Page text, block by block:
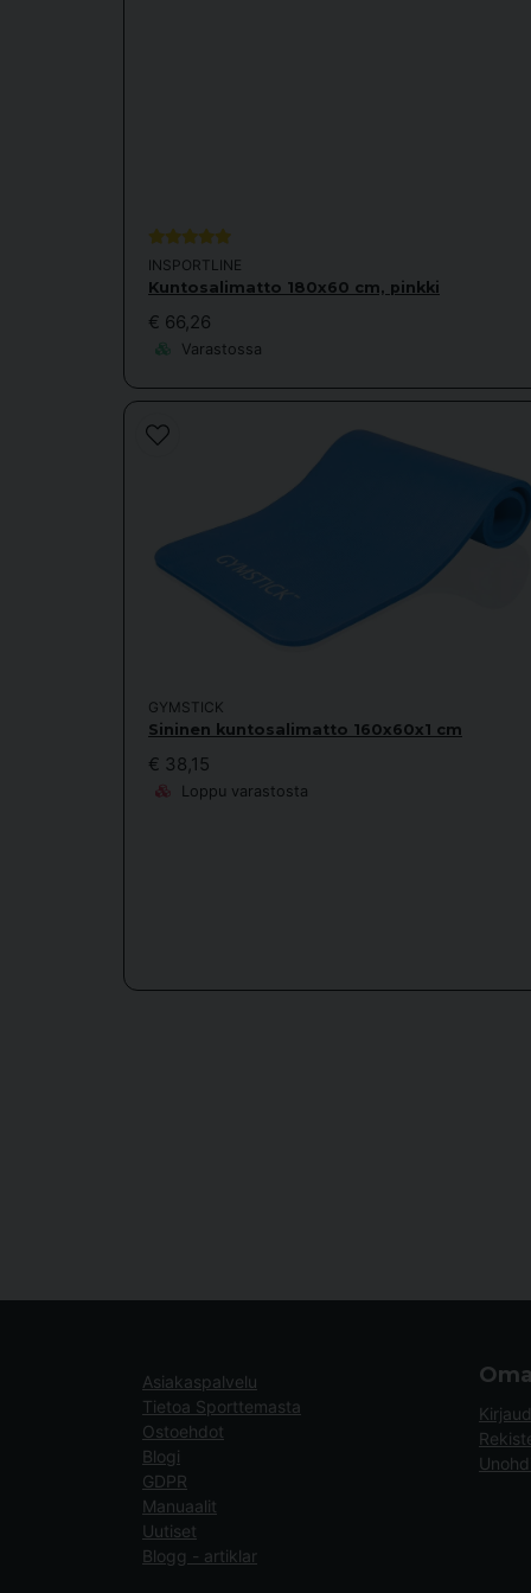
INSPORTLINE
Kuntosalimatto 180x60 cm, pinkki
€ 66,26
Varastossa
GYMSTICK
Sininen kuntosalimatto 160x60x1 cm
€ 38,15
Loppu varastosta
Asiakaspalvelu
Tietoa Sporttemasta
Ostoehdot
Blogi
GDPR
Manuaalit
Uutiset
Blogg - artiklar